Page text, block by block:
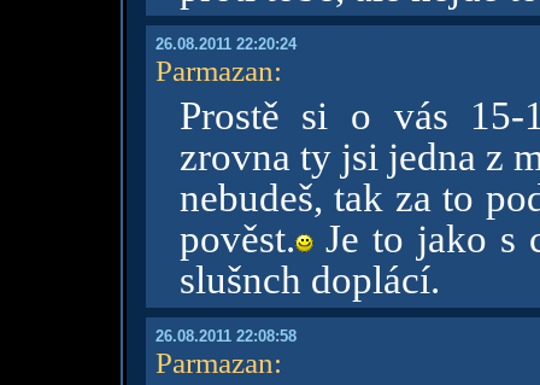
26.08.2011 22:20:24
Parmazan:
Prostě si o vás
zrovna ty jsi jedna z
nebudeš, tak za to
pověst. Je to jako s
slušnch doplácí.
26.08.2011 22:08:58
Parmazan: